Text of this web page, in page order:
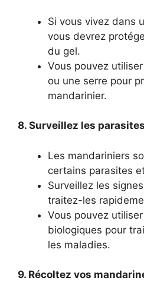
Si vous vivez dans
vous devrez
du gel.
Vous pouvez
ou une serre pour
mandarinier.
8. Surveillez les
Les mandariniers
certains parasites
Surveillez les
traitez-les
Vous pouvez
biologiques pour
les maladies.
9. Récoltez vos